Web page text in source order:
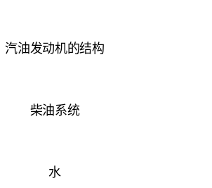
汽油发动机的结构
柴油系统
水